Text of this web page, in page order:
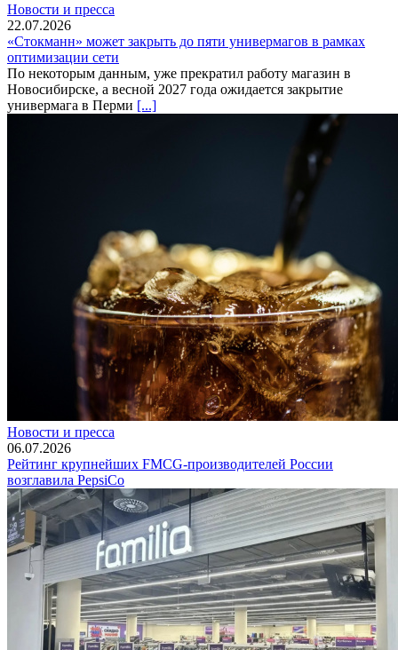
Новости и пресса
22.07.2026
«Стокманн» может закрыть до пяти универмагов в рамках
оптимизации сети
По некоторым данным, уже прекратил работу магазин в
Новосибирске, а весной 2027 года ожидается закрытие
универмага в Перми [...]
Новости и пресса
06.07.2026
Рейтинг крупнейших FMCG-производителей России
возглавила PepsiCo